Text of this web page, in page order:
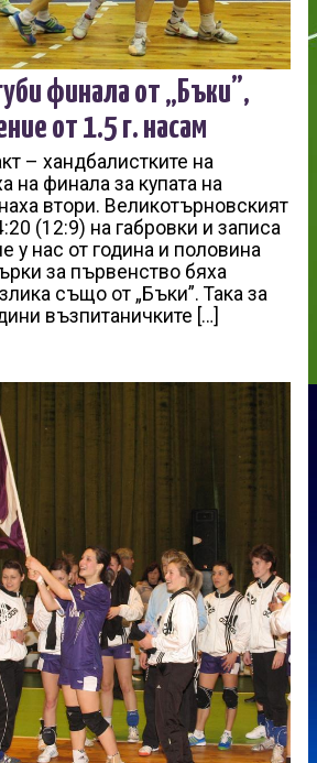
финала от „Бъки”,
от 1.5 г. насам
– хандбалистките на
на финала за купата на
втори. Великотърновският
(12:9) на габровки и записа
у нас от година и половина
за първенство бяха
също от „Бъки”. Така за
възпитаничките […]